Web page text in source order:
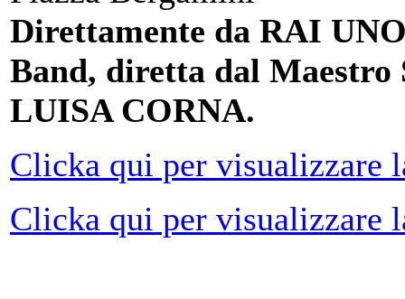
Direttamente da RAI
Band, diretta dal
LUISA CORNA.
Clicka qui per visualizzare
Clicka qui per visualizzare